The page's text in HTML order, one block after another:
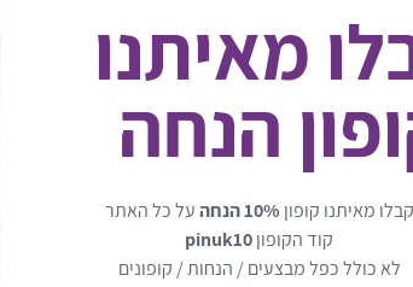
סטנדרטים גבוהים של איכות
וניתנת לשינוי למיטת מעבר
מאיתנו
הנחה
קבלו מאיתנו קופון 10% הנחה
על כל האתר
קוד הקופוןpinuk10
לא כולל כפל מבצעים / הנחות / קופונים